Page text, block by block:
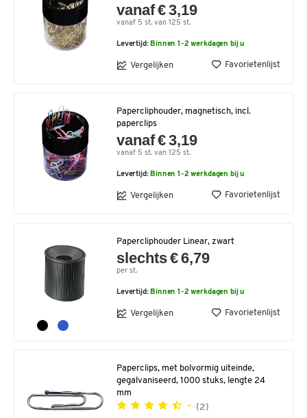
vanaf € 3,19
vanaf 5 st. van 125 st.
Levertijd: Binnen 1-2 werkdagen bij u
Vergelijken Favorietenlijst
Papercliphouder, magnetisch, incl.
paperclips
vanaf € 3,19
vanaf 5 st. van 125 st.
Levertijd: Binnen 1-2 werkdagen bij u
Vergelijken Favorietenlijst
Papercliphouder Linear, zwart
slechts € 6,79
per st.
Levertijd: Binnen 1-2 werkdagen bij u
Vergelijken Favorietenlijst
Paperclips, met bolvormig uiteinde,
gegalvaniseerd, 1000 stuks, lengte 24
mm
(2)